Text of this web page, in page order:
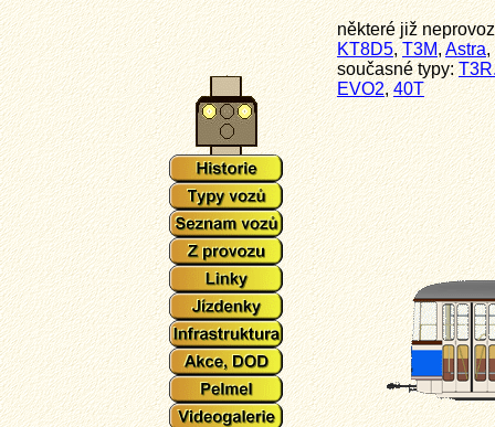
některé již
KT8D5,T3M,Astra,
současné typy:
EVO2,40T